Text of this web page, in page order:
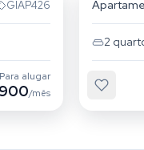
GIAP426
Para alugar
/mês
2